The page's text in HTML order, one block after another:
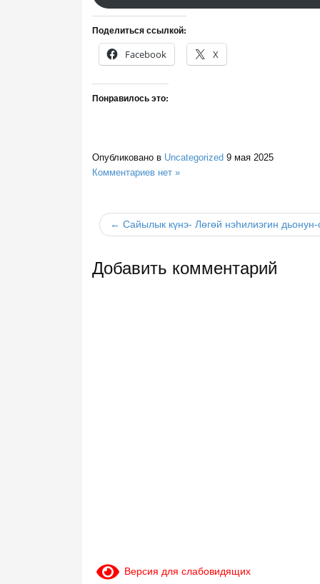
Поделиться ссылкой:
Facebook
X
Понравилось это:
Опубликовано в Uncategorized 9 мая 2025
Комментариев нет »
← Сайылык күнэ- Лөгөй нэһилиэгин дьонун-
Добавить комментарий
Версия для слабовидящих